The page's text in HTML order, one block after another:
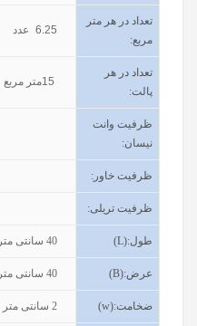
تعداد در هر متر
مربع:
6.25 عدد
تعداد در هر
پالت:
15متر مربع
ظرفیت وانت
نیسان:
ظرفیت خاور :
ظرفیت تریلی:
طول(L):
40 سانتی متر
عرض(B):
40 سانتی متر
ضخامت(w):
2 سانتی متر